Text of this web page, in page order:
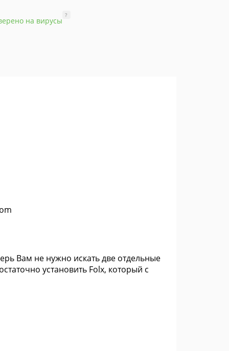
на вирусы
?
Вам не нужно искать две отдельные
установить Folx, который с